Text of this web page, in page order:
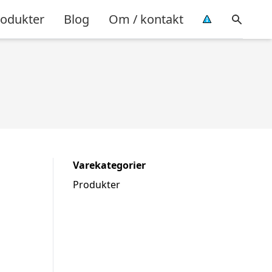
Blog Om / kontakt
Varekategorier
Produkter